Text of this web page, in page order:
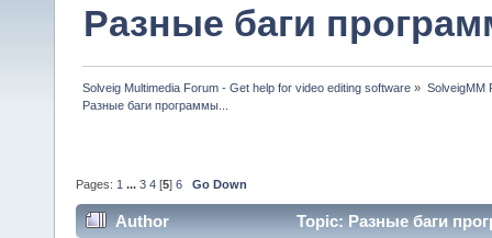
Разные баги
Solveig Multimedia Forum - Get help for video editing software » SolveigMM
Разные баги программы...
Pages: 1 ... 3 4 [5] 6 Go Down
Author Topic: Разные баги